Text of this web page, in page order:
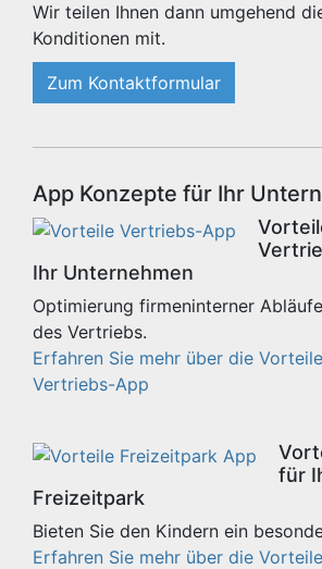
Wir teilen Ihnen dann umgehend
Konditionen mit.
Zum Kontaktformular
App Konzepte für Ihr
Ihr Unternehmen
Optimierung firmeninterner
des Vertriebs.
Erfahren Sie mehr über die
Vertriebs-App
für
Freizeitpark
Bieten Sie den Kindern ein
Erfahren Sie mehr über die